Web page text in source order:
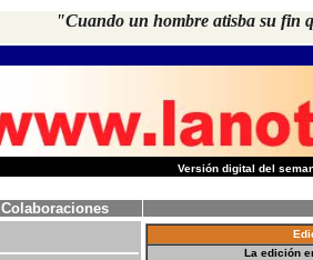
"Cuando un hombre atisba su fin
Versión digital del
Colaboraciones
La edición